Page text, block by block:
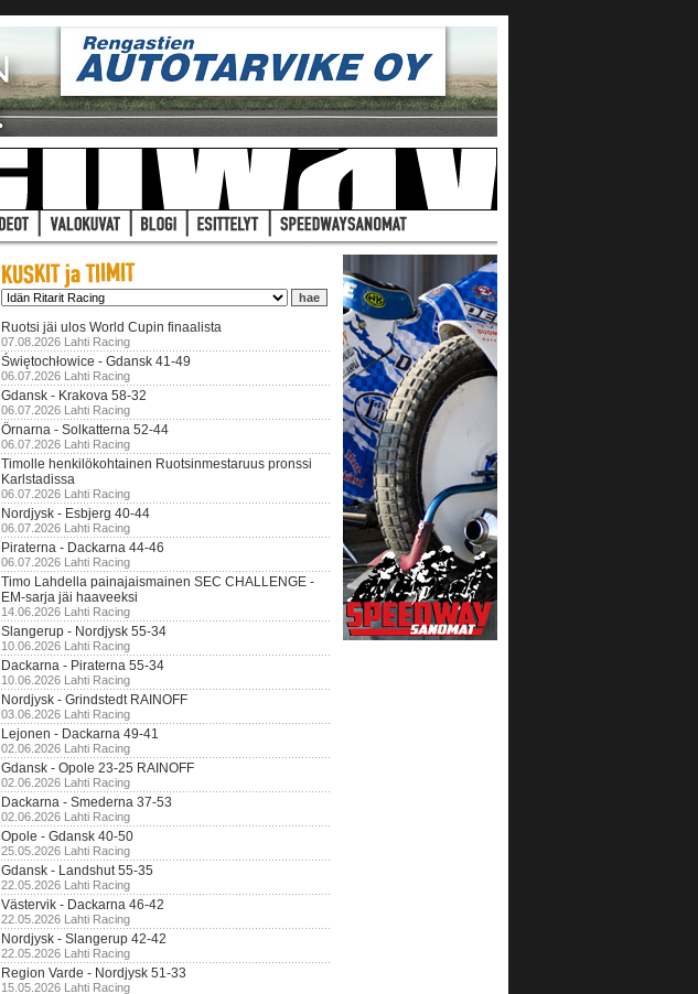
Ruotsi jäi ulos World Cupin finaalista
07.08.2026 Lahti Racing
Świętochłowice - Gdansk 41-49
06.07.2026 Lahti Racing
Gdansk - Krakova 58-32
06.07.2026 Lahti Racing
Örnarna - Solkatterna 52-44
06.07.2026 Lahti Racing
Timolle henkilökohtainen Ruotsinmestaruus pronssi
Karlstadissa
06.07.2026 Lahti Racing
Nordjysk - Esbjerg 40-44
06.07.2026 Lahti Racing
Piraterna - Dackarna 44-46
06.07.2026 Lahti Racing
Timo Lahdella painajaismainen SEC CHALLENGE -
EM-sarja jäi haaveeksi
14.06.2026 Lahti Racing
Slangerup - Nordjysk 55-34
10.06.2026 Lahti Racing
Dackarna - Piraterna 55-34
10.06.2026 Lahti Racing
Nordjysk - Grindstedt RAINOFF
03.06.2026 Lahti Racing
Lejonen - Dackarna 49-41
02.06.2026 Lahti Racing
Gdansk - Opole 23-25 RAINOFF
02.06.2026 Lahti Racing
Dackarna - Smederna 37-53
02.06.2026 Lahti Racing
Opole - Gdansk 40-50
25.05.2026 Lahti Racing
Gdansk - Landshut 55-35
22.05.2026 Lahti Racing
Västervik - Dackarna 46-42
22.05.2026 Lahti Racing
Nordjysk - Slangerup 42-42
22.05.2026 Lahti Racing
Region Varde - Nordjysk 51-33
15.05.2026 Lahti Racing